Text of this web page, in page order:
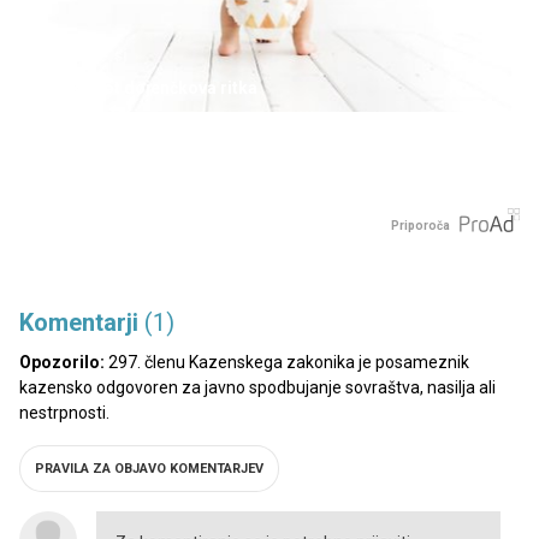
Gladka kot dojenčkova ritka
Priporoča
Komentarji (1)
Opozorilo: 297. členu Kazenskega zakonika je posameznik
kazensko odgovoren za javno spodbujanje sovraštva, nasilja ali
nestrpnosti.
PRAVILA ZA OBJAVO KOMENTARJEV